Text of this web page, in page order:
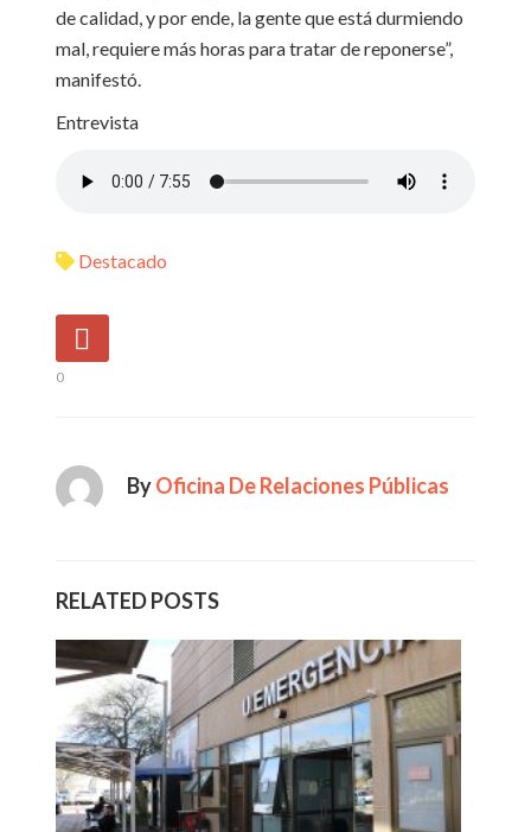
de calidad, y por ende, la gente que está durmiendo
mal, requiere más horas para tratar de reponerse”,
manifestó.
Entrevista
Destacado
0
ByOficina De Relaciones Públicas
RELATED POSTS